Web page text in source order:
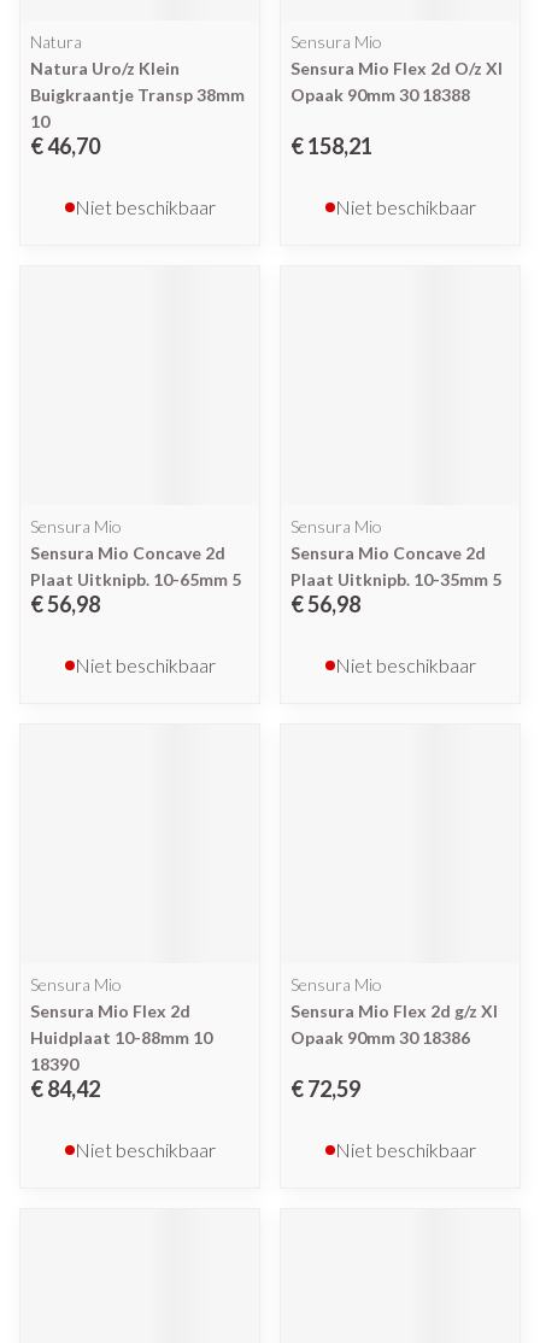
Natura
Natura Uro/z Klein
Buigkraantje Transp 38mm
10
€ 46,70
Niet beschikbaar
Sensura Mio
Sensura Mio Flex 2d O/z Xl
Opaak 90mm 30 18388
€ 158,21
Niet beschikbaar
Sensura Mio
Sensura Mio Concave 2d
Plaat Uitknipb. 10-65mm 5
€ 56,98
Niet beschikbaar
Sensura Mio
Sensura Mio Concave 2d
Plaat Uitknipb. 10-35mm 5
€ 56,98
Niet beschikbaar
Sensura Mio
Sensura Mio Flex 2d
Huidplaat 10-88mm 10
18390
€ 84,42
Niet beschikbaar
Sensura Mio
Sensura Mio Flex 2d g/z Xl
Opaak 90mm 30 18386
€ 72,59
Niet beschikbaar